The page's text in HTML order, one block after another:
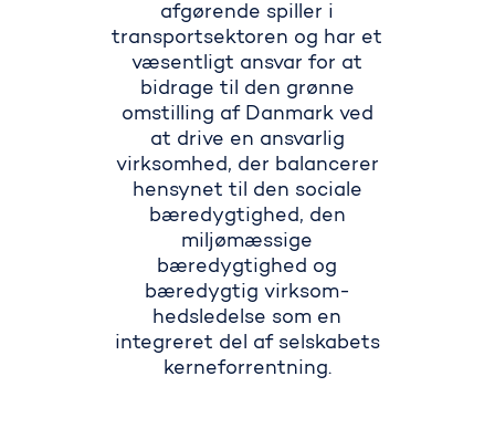
afgørende spiller i
transport­sektoren og har et
væsentligt ansvar for at
bidrage til den grønne
omstilling af Danmark ved
at drive en ansvarlig
virksomhed, der balancerer
hensynet til den sociale
bæredygtighed, den
miljømæssige
bæredygtighed og
bæredygtig virksom­
hedsledelse som en
integreret del af selskabets
kerneforrentning.